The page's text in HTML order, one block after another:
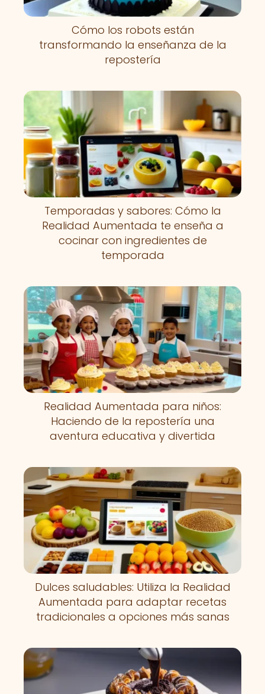
Cómo los robots están
transformando la enseñanza de la
repostería
Temporadas y sabores: Cómo la
Realidad Aumentada te enseña a
cocinar con ingredientes de
temporada
Realidad Aumentada para niños:
Haciendo de la repostería una
aventura educativa y divertida
Dulces saludables: Utiliza la Realidad
Aumentada para adaptar recetas
tradicionales a opciones más sanas